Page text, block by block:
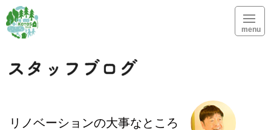
menu
リノベーションの大事なところ